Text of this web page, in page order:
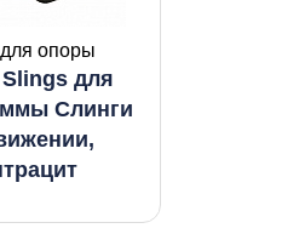
опоры
для
Слинги